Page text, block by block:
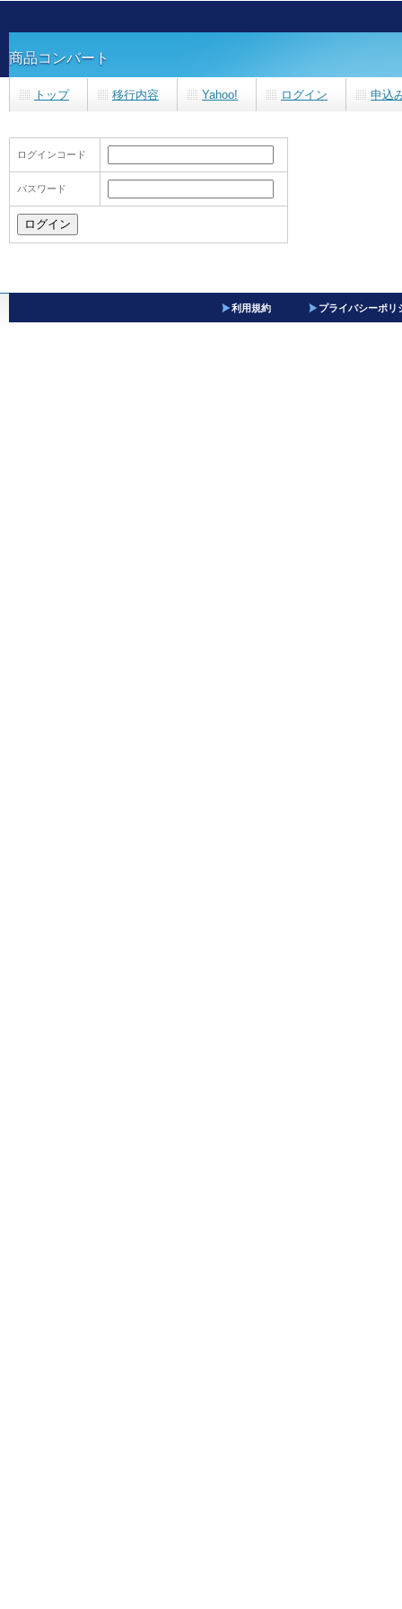
商品コンバート
トップ 移行内容 Yahoo! ログイン 申込
ログインコード
パスワード
利用規約 プライバシーポリ